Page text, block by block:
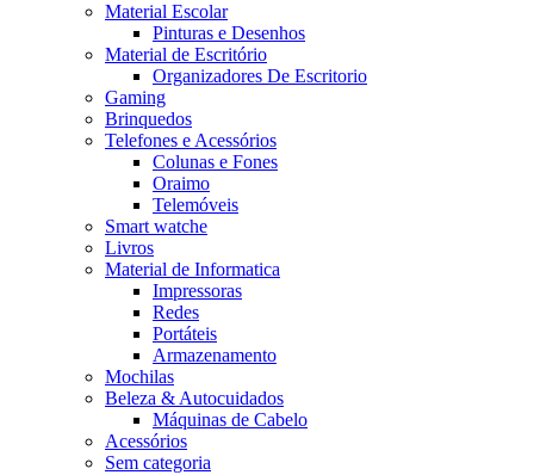
Material Escolar
Pinturas e Desenhos
Material de Escritório
Organizadores De Escritorio
Gaming
Brinquedos
Telefones e Acessórios
Colunas e Fones
Oraimo
Telemóveis
Smart watche
Livros
Material de Informatica
Impressoras
Redes
Portáteis
Armazenamento
Mochilas
Beleza & Autocuidados
Máquinas de Cabelo
Acessórios
Sem categoria